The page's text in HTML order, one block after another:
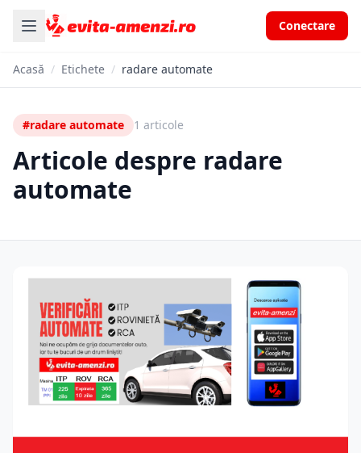
Conectare
Acasă / Etichete / radare automate
#radare automate 1 articole
Articole despre radare
automate